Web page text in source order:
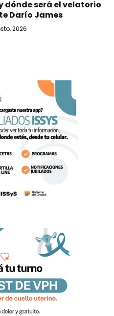
dónde será el velatorio
Darío James
2026